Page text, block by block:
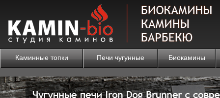
Каминные топки Печи чугунные Биокамины